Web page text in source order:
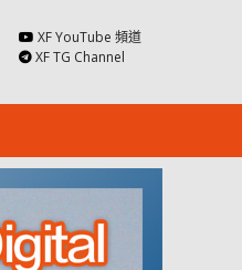
XF YouTube 頻道
XF TG Channel